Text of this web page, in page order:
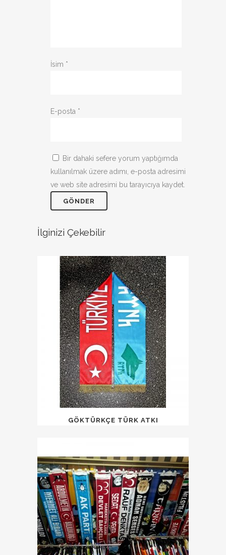
İsim *
E-posta *
Bir dahaki sefere yorum yaptığımda
kullanılmak üzere adımı, e-posta adresimi
ve web site adresimi bu tarayıcıya kaydet.
İlginizi Çekebilir
GÖKTÜRKÇE TÜRK ATKI